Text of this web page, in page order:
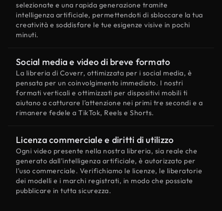
selezionate e una rapida generazione tramite
intelligenza artificiale, permettendoti di sbloccare la tua
creatività e soddisfare le tue esigenze visive in pochi
minuti.
Social media e video di breve formato
La libreria di Coverr, ottimizzata per i social media, è
pensata per un coinvolgimento immediato. I nostri
formati verticali e ottimizzati per dispositivi mobili ti
aiutano a catturare l'attenzione nei primi tre secondi e a
rimanere fedele a TikTok, Reels e Shorts.
Licenza commerciale e diritti di utilizzo
Ogni video presente nella nostra libreria, sia reale che
generato dall'intelligenza artificiale, è autorizzato per
l'uso commerciale. Verifichiamo le licenze, le liberatorie
dei modelli e i marchi registrati, in modo che possiate
pubblicare in tutta sicurezza.